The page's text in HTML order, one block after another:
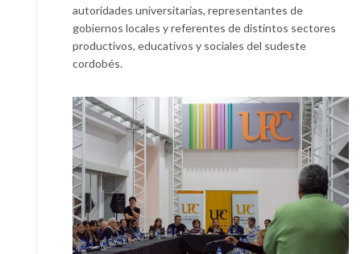
autoridades universitarias, representantes de
gobiernos locales y referentes de distintos sectores
productivos, educativos y sociales del sudeste
cordobés.